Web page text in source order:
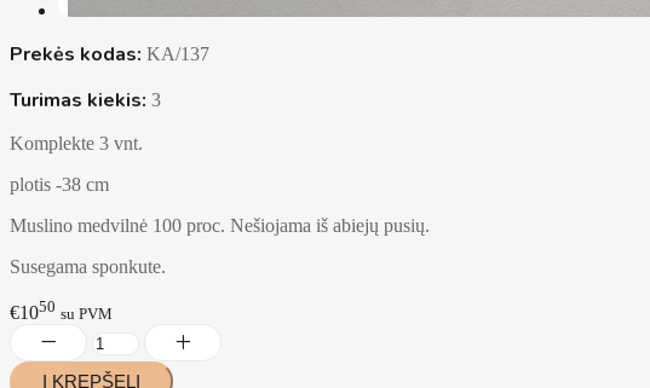
Prekės kodas: KA/137
Turimas kiekis: 3
Komplekte 3 vnt.
plotis -38 cm
Muslino medvilnė 100 proc. Nešiojama iš abiejų pusių.
Susegama sponkute.
€1050 su PVM